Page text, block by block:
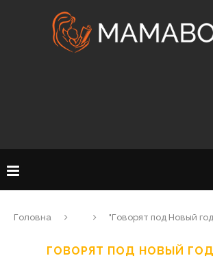
Головна "Говорят под Новый
ГОВОРЯТ ПОД НОВЫЙ